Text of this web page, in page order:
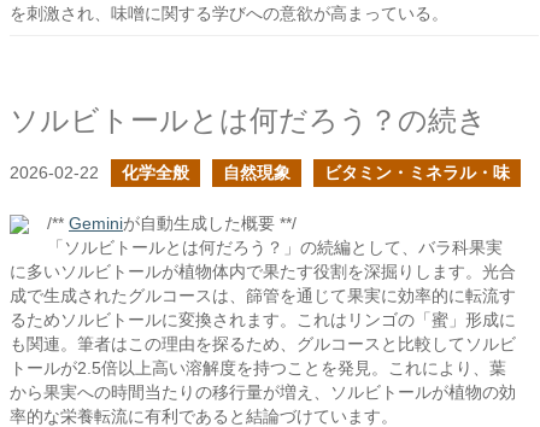
を刺激され、味噌に関する学びへの意欲が高まっている。
ソルビトールとは何だろう？の続き
2026-02-22 化学全般 自然現象 ビタミン・ミネラル・味
/** Geminiが自動生成した概要 **/
「ソルビトールとは何だろう？」の続編として、バラ科果実
に多いソルビトールが植物体内で果たす役割を深掘りします。光合
成で生成されたグルコースは、篩管を通じて果実に効率的に転流す
るためソルビトールに変換されます。これはリンゴの「蜜」形成に
も関連。筆者はこの理由を探るため、グルコースと比較してソルビ
トールが2.5倍以上高い溶解度を持つことを発見。これにより、葉
から果実への時間当たりの移行量が増え、ソルビトールが植物の効
率的な栄養転流に有利であると結論づけています。